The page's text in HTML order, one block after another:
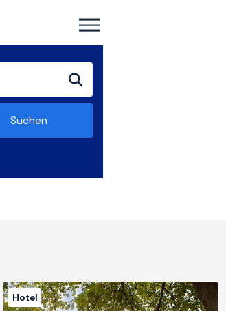
Suchen
Hotel